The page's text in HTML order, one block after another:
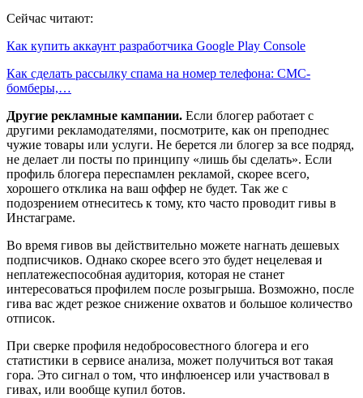
Сейчас читают:
Как купить аккаунт разработчика Google Play Console
Как сделать рассылку спама на номер телефона: СМС-
бомберы,…
Другие рекламные кампании. Если блогер работает с
другими рекламодателями, посмотрите, как он преподнес
чужие товары или услуги. Не берется ли блогер за все подряд,
не делает ли посты по принципу «лишь бы сделать». Если
профиль блогера переспамлен рекламой, скорее всего,
хорошего отклика на ваш оффер не будет. Так же с
подозрением отнеситесь к тому, кто часто проводит гивы в
Инстаграме.
Во время гивов вы действительно можете нагнать дешевых
подписчиков. Однако скорее всего это будет нецелевая и
неплатежеспособная аудитория, которая не станет
интересоваться профилем после розыгрыша. Возможно, после
гива вас ждет резкое снижение охватов и большое количество
отписок.
При сверке профиля недобросовестного блогера и его
статистики в сервисе анализа, может получиться вот такая
гора. Это сигнал о том, что инфлюенсер или участвовал в
гивах, или вообще купил ботов.